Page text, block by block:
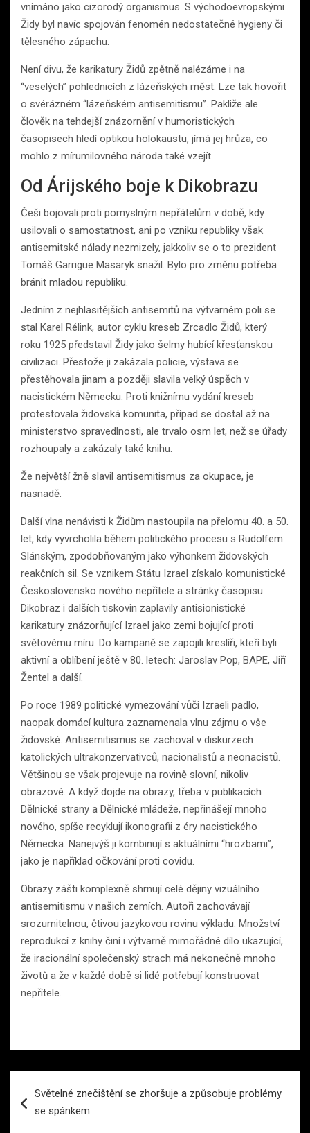
vnímáno jako cizorodý organismus. S východoevropskými
Židy byl navíc spojován fenomén nedostatečné hygieny či
tělesného zápachu.
Není divu, že karikatury Židů zpětně nalézáme i na
“veselých” pohlednicích z lázeňských měst. Lze tak hovořit
o svérázném “lázeňském antisemitismu”. Pakliže ale
člověk na tehdejší znázornění v humoristických
časopisech hledí optikou holokaustu, jímá jej hrůza, co
mohlo z mírumilovného národa také vzejít.
Od Árijského boje k Dikobrazu
Češi bojovali proti pomyslným nepřátelům v době, kdy
usilovali o samostatnost, ani po vzniku republiky však
antisemitské nálady nezmizely, jakkoliv se o to prezident
Tomáš Garrigue Masaryk snažil. Bylo pro změnu potřeba
bránit mladou republiku.
Jedním z nejhlasitějších antisemitů na výtvarném poli se
stal Karel Rélink, autor cyklu kreseb Zrcadlo Židů, který
roku 1925 představil Židy jako šelmy hubící křesťanskou
civilizaci. Přestože ji zakázala policie, výstava se
přestěhovala jinam a později slavila velký úspěch v
nacistickém Německu. Proti knižnímu vydání kreseb
protestovala židovská komunita, případ se dostal až na
ministerstvo spravedlnosti, ale trvalo osm let, než se úřady
rozhoupaly a zakázaly také knihu.
Že největší žně slavil antisemitismus za okupace, je
nasnadě.
Další vlna nenávisti k Židům nastoupila na přelomu 40. a 50.
let, kdy vyvrcholila během politického procesu s Rudolfem
Slánským, zpodobňovaným jako výhonkem židovských
reakčních sil. Se vznikem Státu Izrael získalo komunistické
Československo nového nepřítele a stránky časopisu
Dikobraz i dalších tiskovin zaplavily antisionistické
karikatury znázorňující Izrael jako zemi bojující proti
světovému míru. Do kampaně se zapojili kreslíři, kteří byli
aktivní a oblíbení ještě v 80. letech: Jaroslav Pop, BAPE, Jiří
Žentel a další.
Po roce 1989 politické vymezování vůči Izraeli padlo,
naopak domácí kultura zaznamenala vlnu zájmu o vše
židovské. Antisemitismus se zachoval v diskurzech
katolických ultrakonzervativců, nacionalistů a neonacistů.
Většinou se však projevuje na rovině slovní, nikoliv
obrazové. A když dojde na obrazy, třeba v publikacích
Dělnické strany a Dělnické mládeže, nepřinášejí mnoho
nového, spíše recyklují ikonografii z éry nacistického
Německa. Nanejvýš ji kombinují s aktuálními “hrozbami”,
jako je například očkování proti covidu.
Obrazy zášti komplexně shrnují celé dějiny vizuálního
antisemitismu v našich zemích. Autoři zachovávají
srozumitelnou, čtivou jazykovou rovinu výkladu. Množství
reprodukcí z knihy činí i výtvarně mimořádné dílo ukazující,
že iracionální společenský strach má nekonečně mnoho
životů a že v každé době si lidé potřebují konstruovat
nepřítele.
proSvětelné znečištění se zhoršuje a způsobuje problémy
se spánkem